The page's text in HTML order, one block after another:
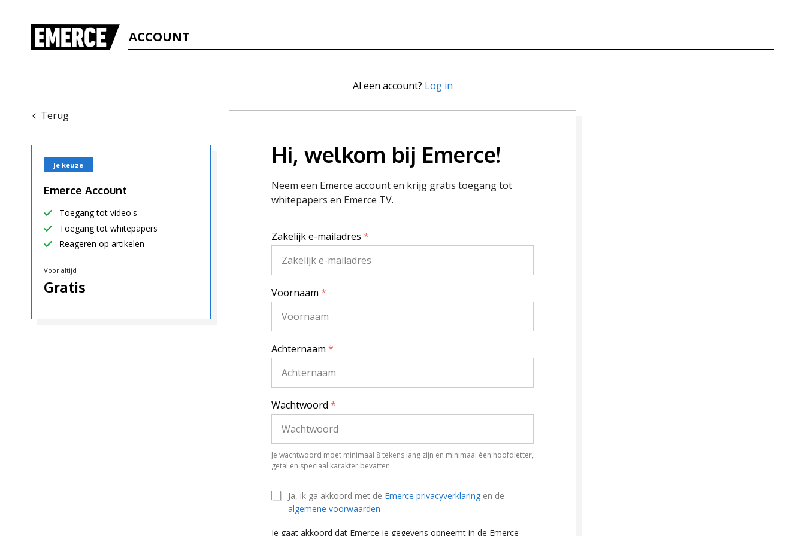
ACCOUNT
Terug
Je keuze
Emerce Account
Toegang tot video's
Toegang tot whitepapers
Reageren op artikelen
Voor altijd
Gratis
Al een account? Log in
Hi, welkom bij Emerce!
Neem een Emerce account en krijg gratis toegang tot
whitepapers en Emerce TV.
Zakelijk e-mailadres *
Voornaam *
Achternaam *
Wachtwoord *
Je wachtwoord moet minimaal 8 tekens lang zijn en minimaal één hoofdletter,
getal en speciaal karakter bevatten.
Ja, ik ga akkoord met de Emerce privacyverklaring en de
algemene voorwaarden
Je gaat akkoord dat Emerce je gegevens opneemt in de Emerce